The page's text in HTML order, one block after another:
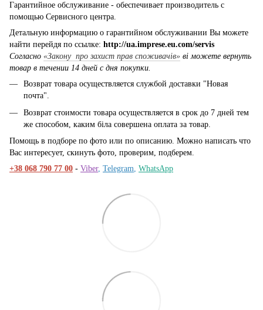
Гарантийное обслуживание - обеспечивает производитель с
помощью Сервисного центра.
Детальную информацию о гарантийном обслуживании Вы можете
найти перейдя по ссылке: http://ua.imprese.eu.com/servis
Согласно «Закону про захист прав споживачів» ві можете вернуть
товар в течении 14 дней с дня покупки.
Возврат товара осуществляется службой доставки "Новая
почта".
Возврат стоимости товара осуществляется в срок до 7 дней тем
же способом, каким біла совершена оплата за товар.
Помощь в подборе по фото или по описанию. Можно написать что
Вас интересует, скинуть фото, проверим, подберем.
+38 068 790 77 00 - Viber, Telegram WhatsApp